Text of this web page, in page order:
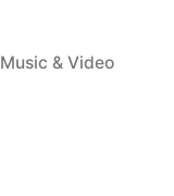
分
Music & Video